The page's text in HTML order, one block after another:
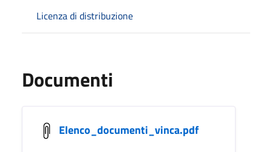
Licenza di distribuzione
Documenti
Elenco_documenti_vinca.pdf